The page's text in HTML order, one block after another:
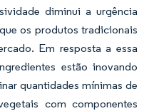
diminui a urgência
os produtos tradicionais
Em resposta a essa
estão inovando
quantidades mínimas de
com componentes